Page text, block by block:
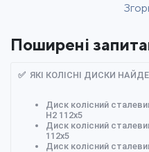
Поширені
✅ ЯКІ КОЛІСНІ ДИСКИ
Диск колісний
Н2 112х5
Диск колісний
112х5
Диск колісний